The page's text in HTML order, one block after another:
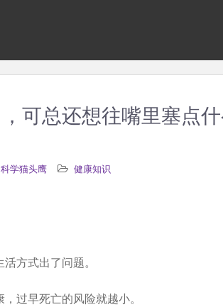
可总还想往嘴里塞点
科学猫头鹰 健康知识
方式出了问题。
过早死亡的风险就越小。